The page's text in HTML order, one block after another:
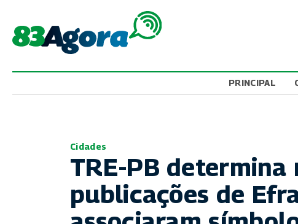
PRINCIPAL
Cidades
TRE-PB determina
publicações de